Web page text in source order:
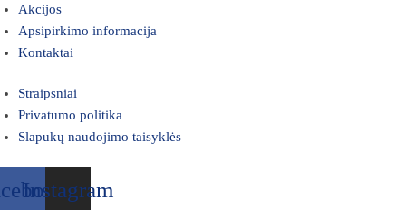
Akcijos
Apsipirkimo informacija
Kontaktai
Straipsniai
Privatumo politika
Slapukų naudojimo taisyklės
Instagram